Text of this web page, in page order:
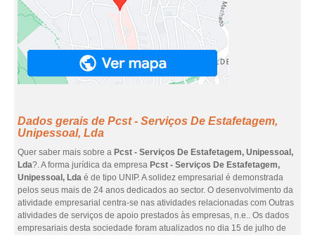
Dados gerais de Pcst - Serviços De Estafetagem,
Unipessoal, Lda
Quer saber mais sobre a Pcst - Serviços De Estafetagem, Unipessoal,
Lda?. A forma jurídica da empresa Pcst - Serviços De Estafetagem,
Unipessoal, Lda é de tipo UNIP. A solidez empresarial é demonstrada
pelos seus mais de 24 anos dedicados ao sector. O desenvolvimento da
atividade empresarial centra-se nas atividades relacionadas com Outras
atividades de serviços de apoio prestados às empresas, n.e.. Os dados
empresariais desta sociedade foram atualizados no dia 15 de julho de